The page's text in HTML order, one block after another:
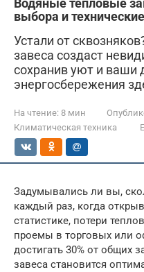
Водяные тепловые
выбора и
Устали от
завеса создаст
сохранив уют и ваши
энергосбережения
На чтение: 8 мин
Климатическая техника
Задумывались ли вы,
каждый раз, когда
статистике, потери
проемы в торговых или
достигать 30% от общих
завеса становится